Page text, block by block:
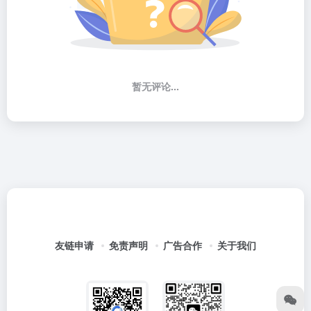
暂无评论...
友链申请 免责声明 广告合作 关于我们